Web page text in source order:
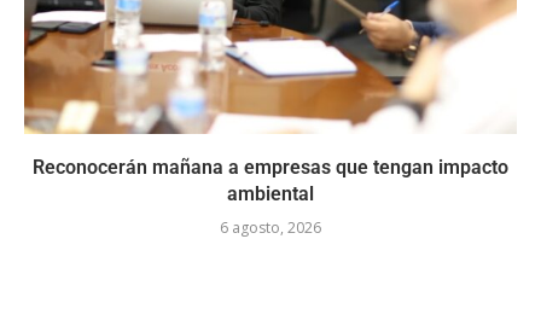
Reconocerán mañana a empresas que tengan impacto
ambiental
6 agosto, 2026